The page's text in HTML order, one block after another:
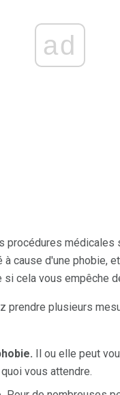
ad
procédures
cause d'une phobie,
cela vous empêche
prendre plusieurs
Il ou elle peut
vous attendre.